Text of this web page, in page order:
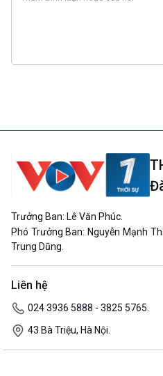
Trưởng Ban: Lê Văn Phúc.
Phó Trưởng Ban: Nguyễn Mạnh
Trung Dũng.
Liên hệ
024 3936 5888 - 3825 5765.
43 Bà Triệu, Hà Nội.